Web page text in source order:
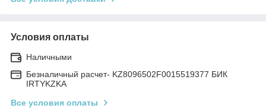
Условия оплаты
Наличными
Безналичный расчет- KZ8096502F0015519377 БИК
IRTYKZKA
Все условия оплаты